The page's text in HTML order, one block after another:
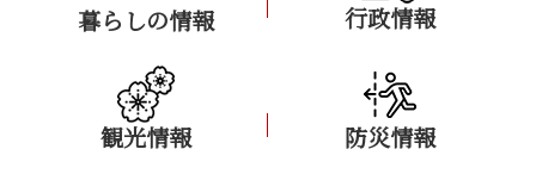
暮らしの情報 行政情報
観光情報 防災情報